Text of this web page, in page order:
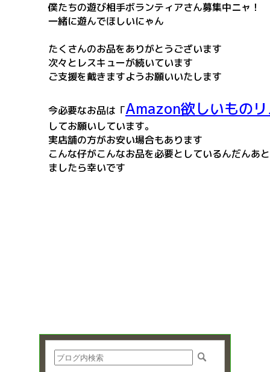
僕たちの遊び相手ボランティアさん募集中ニャ！
一緒に遊んでほしいにゃん
たくさんのお品をありがとうございます
次々とレスキューが続いています
ご支援を戴きますようお願いいたします
今必要なお品は「Amazon欲しいもの
してお願いしています。
実店舗の方がお安い場合もあります
こんな仔がこんなお品を必要としているんだんあ
ましたら幸いです